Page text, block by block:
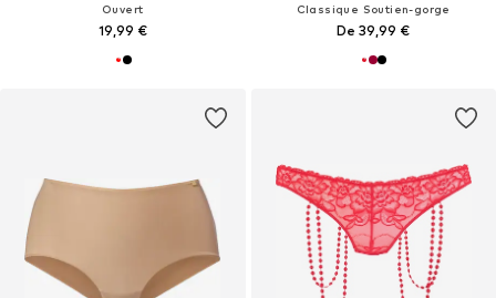
Ouvert
19,99 €
Classique Soutien-gorge
De 39,99 €